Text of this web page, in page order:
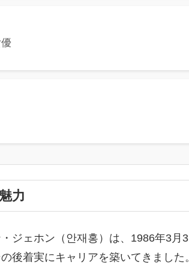
力
ジェホン（안재홍）は、1986年3
後着実にキャリアを築いてきました。